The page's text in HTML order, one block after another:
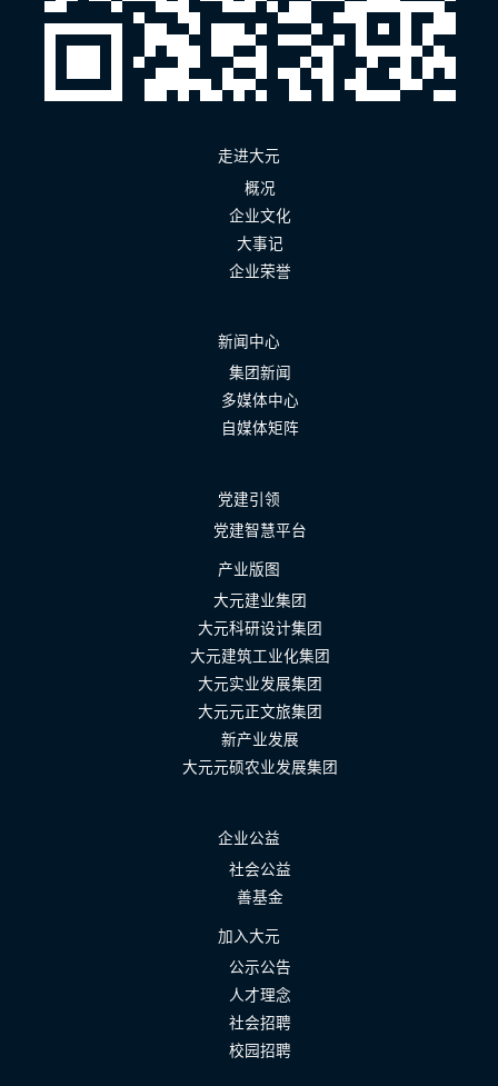
走进大元
概况
企业文化
大事记
企业荣誉
新闻中心
集团新闻
多媒体中心
自媒体矩阵
党建引领
党建智慧平台
产业版图
大元建业集团
大元科研设计集团
大元建筑工业化集团
大元实业发展集团
大元元正文旅集团
新产业发展
大元元硕农业发展集团
企业公益
社会公益
善基金
加入大元
公示公告
人才理念
社会招聘
校园招聘